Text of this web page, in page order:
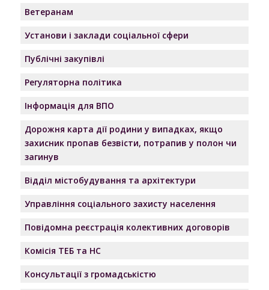
Ветеранам
Установи і заклади соціальної сфери
Публічні закупівлі
Регуляторна політика
Інформація для ВПО
Дорожня карта дії родини у випадках, якщо
захисник пропав безвісти, потрапив у полон чи
загинув
Відділ містобудування та архітектури
Управління соціального захисту населення
Повідомна реєстрація колективних договорів
Комісія ТЕБ та НС
Консультації з громадськістю